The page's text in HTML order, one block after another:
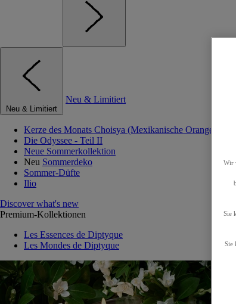
Neu & Limitiert
Neu & Limitiert
Kerze des Monats Choisya (Mexikanische
Die Odyssee - Teil II
Neue Sommerkollektion
Neu Sommerdeko
Sommer-Düfte
Ilio
Discover what's new
Premium-Kollektionen
Les Essences de Diptyque
Les Mondes de Diptyque
Wir
Sie
Sie